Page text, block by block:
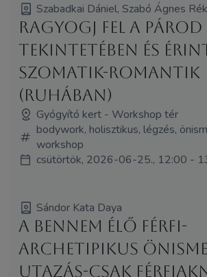
Szabadkai Dániel, Szabó Ágnes
Ragyogj fel a párod
tekintetében és
Szomatik-Romantik
(ruhában)
Gyógyító kert - Workshop tér
bodywork, holisztikus, légzés,
workshop
csütörtök, 2026-06-25., 12:00 -
Sándor Kata Daya
A bennem élő Férfi-
archetipikus
utazás-csak